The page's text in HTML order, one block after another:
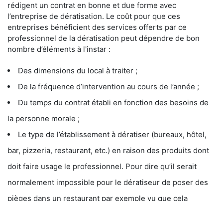
rédigent un contrat en bonne et due forme avec
l’entreprise de dératisation. Le coût pour que ces
entreprises bénéficient des services offerts par ce
professionnel de la dératisation peut dépendre de bon
nombre d’éléments à l'instar :
Des dimensions du local à traiter ;
De la fréquence d’intervention au cours de l’année ;
Du temps du contrat établi en fonction des besoins de
la personne morale ;
Le type de l’établissement à dératiser (bureaux, hôtel,
bar, pizzeria, restaurant, etc.) en raison des produits dont
doit faire usage le professionnel. Pour dire qu’il serait
normalement impossible pour le dératiseur de poser des
pièges dans un restaurant par exemple vu que cela